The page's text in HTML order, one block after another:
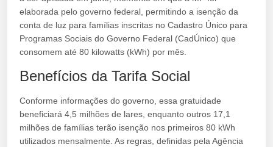
elaborada pelo governo federal, permitindo a isenção da
conta de luz para famílias inscritas no Cadastro Único para
Programas Sociais do Governo Federal (CadÚnico) que
consomem até 80 kilowatts (kWh) por mês.
Benefícios da Tarifa Social
Conforme informações do governo, essa gratuidade
beneficiará 4,5 milhões de lares, enquanto outros 17,1
milhões de famílias terão isenção nos primeiros 80 kWh
utilizados mensalmente. As regras, definidas pela Agência